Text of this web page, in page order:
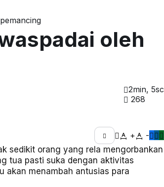
oleh
2min, 5sc
268
+
-
sedikit orang yang rela mengorbankan
tua pasti suka dengan aktivitas
akan menambah antusias para